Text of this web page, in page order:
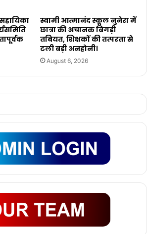
स्वामी आत्मानंद स्कूल नुनेरा में
छात्रा की अचानक बिगड़ी
तबियत, शिक्षकों की तत्परता से
टली बड़ी अनहोनी।
August 6, 2026